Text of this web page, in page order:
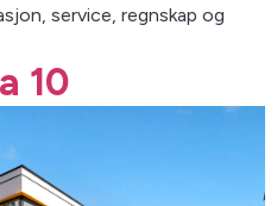
service, regnskap og
10